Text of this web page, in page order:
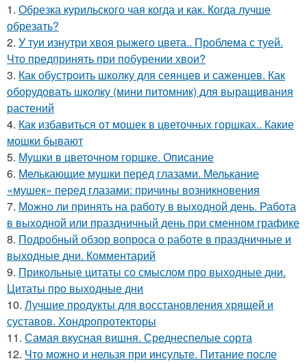
1. Обрезка курильского чая когда и как. Когда лучше
обрезать?
2. У туи изнутри хвоя рыжего цвета.. Проблема с туей.
Что предпринять при побурении хвои?
3. Как обустроить школку для сеянцев и саженцев. Как
оборудовать школку (мини питомник) для выращивания
растений
4. Как избавиться от мошек в цветочных горшках.. Какие
мошки бывают
5. Мушки в цветочном горшке. Описание
6. Мелькающие мушки перед глазами. Мелькание
«мушек» перед глазами: причины возникновения
7. Можно ли принять на работу в выходной день. Работа
в выходной или праздничный день при сменном графике
8. Подробный обзор вопроса о работе в праздничные и
выходные дни. Комментарий
9. Прикольные цитаты со смыслом про выходные дни.
Цитаты про выходные дни
10. Лучшие продукты для восстановления хрящей и
суставов. Хондропротекторы
11. Самая вкусная вишня. Среднеспелые сорта
12. Что можно и нельзя при инсульте. Питание после